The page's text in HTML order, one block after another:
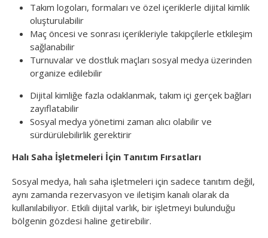
Takım logoları, formaları ve özel içeriklerle dijital kimlik
oluşturulabilir
Maç öncesi ve sonrası içerikleriyle takipçilerle etkileşim
sağlanabilir
Turnuvalar ve dostluk maçları sosyal medya üzerinden
organize edilebilir
Dijital kimliğe fazla odaklanmak, takım içi gerçek bağları
zayıflatabilir
Sosyal medya yönetimi zaman alıcı olabilir ve
sürdürülebilirlik gerektirir
Halı Saha İşletmeleri İçin Tanıtım Fırsatları
Sosyal medya, halı saha işletmeleri için sadece tanıtım değil,
aynı zamanda rezervasyon ve iletişim kanalı olarak da
kullanılabiliyor. Etkili dijital varlık, bir işletmeyi bulunduğu
bölgenin gözdesi haline getirebilir.